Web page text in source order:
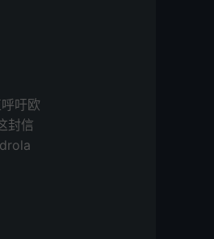
吁欧
封信